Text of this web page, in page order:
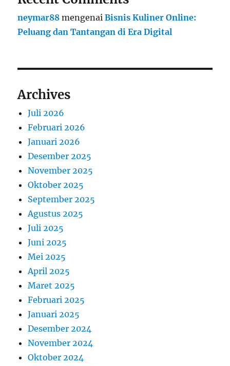
neymar88 mengenaiBisnis Kuliner Online:
Peluang dan Tantangan di Era Digital
Archives
Juli 2026
Februari 2026
Januari 2026
Desember 2025
November 2025
Oktober 2025
September 2025
Agustus 2025
Juli 2025
Juni 2025
Mei 2025
April 2025
Maret 2025
Februari 2025
Januari 2025
Desember 2024
November 2024
Oktober 2024